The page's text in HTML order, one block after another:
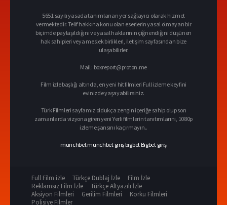
5651 sayılı yasada tanımlanan yer sağlayıcı olarak hizmet
vermektedir. Telif hakkına konu olan eserlerin yasal olmayan bir
biçimde paylaşıldığını ve yasal haklarının çiğnendiğini düşünen
hak sahipleri veya meslek birlikleri, iletişim sayfasından bize
ulaşabilirler.
Mail : boxreport@proton.me
Film izle başlığı altında, en yeni hit filmleri Full izleme keyfini
evinizde yaşayabilirsiniz.
Türk Filmleri sayfamız oldukça zengin içeriğe sahip olup son
zamanlarda vizyona giren yeni Yerli filmlerin tanıtımlarını, 1080p
izleme şansını kaçırmayın..
munchbetmunchbet giriş bigbet Bigbet giriş
Full Film izle Türkçe Dublaj İzle
Film İzle
Reklamsız Film İzle
Türkçe Altyazılı İzle
Aksiyon Filmleri
Gerilim Filmleri
Korku Filmleri
Polisiye Filmler